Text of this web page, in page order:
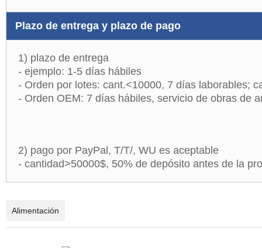
Plazo de entregay plazo de pago
1) plazo de entrega
- ejemplo: 1-5 días hábiles
- Orden por lotes: cant.<10000, 7 días laborables;
- Orden OEM: 7 días hábiles, servicio de obras de
2) pago por PayPal, T/T/, WU es aceptable
- cantidad>50000$, 50% de depósito antes de la
Alimentación